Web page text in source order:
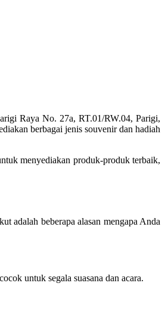
Raya No. 27a, RT.01/RW.04, Parigi,
berbagai jenis souvenir dan hadiah
menyediakan produk-produk terbaik,
adalah beberapa alasan mengapa Anda
untuk segala suasana dan acara.